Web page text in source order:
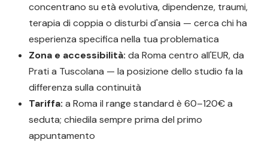
concentrano su età evolutiva, dipendenze, traumi,
terapia di coppia o disturbi d'ansia — cerca chi ha
esperienza specifica nella tua problematica
Zona e accessibilità: da Roma centro all'EUR, da
Prati a Tuscolana — la posizione dello studio fa la
differenza sulla continuità
Tariffa: a Roma il range standard è 60–120€ a
seduta; chiedila sempre prima del primo
appuntamento